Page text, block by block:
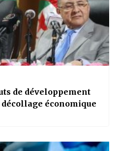
de développement
économique